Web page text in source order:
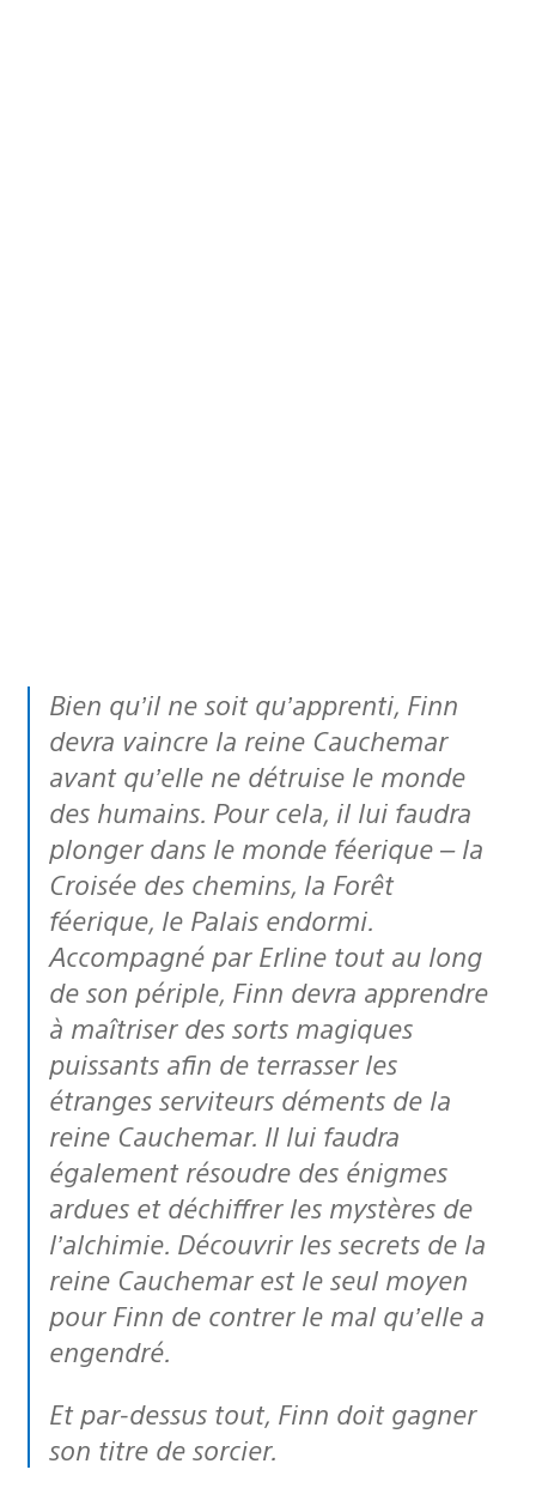
Bien qu’il ne soit qu’apprenti, Finn
devra vaincre la reine Cauchemar
avant qu’elle ne détruise le monde
des humains. Pour cela, il lui faudra
plonger dans le monde féerique – la
Croisée des chemins, la Forêt
féerique, le Palais endormi.
Accompagné par Erline tout au long
de son périple, Finn devra apprendre
à maîtriser des sorts magiques
puissants afin de terrasser les
étranges serviteurs déments de la
reine Cauchemar. Il lui faudra
également résoudre des énigmes
ardues et déchiffrer les mystères de
l’alchimie. Découvrir les secrets de la
reine Cauchemar est le seul moyen
pour Finn de contrer le mal qu’elle a
engendré.
Et par-dessus tout, Finn doit gagner
son titre de sorcier.